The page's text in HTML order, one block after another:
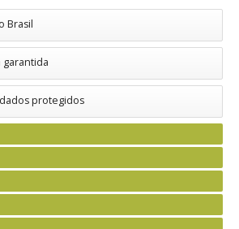
Brasil
garantida
protegidos